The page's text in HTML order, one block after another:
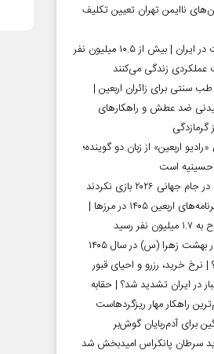
ناایمن تهران تعیین تکلیف
آمار معلولیت در ایران | بیش از ۱۰.۵ میلیون نفر
عملکردی زندگی می‌کنند
سنتی برای زائران اربعین |
ضد عطش و راهکارهای
«رادیو اربعین» از زبان دو گوینده؛
حسینیه است
۲۰۲۶ بازی نکردند
آغاز رسمی برنامه‌های اربعین ۱۴۰۵ در مرز‌ها |
رسید
قیمت قبر در بهشت زهرا (س) در سال ۱۴۰۵
خرید، رزرو و احیای قبور
در ایران تشدید شد؟ | حقابه
راهکار مهار ریزگردهاست
برای آدم‌ربایان گوش‌بر
سرطان پانکراس امیدبخش شد